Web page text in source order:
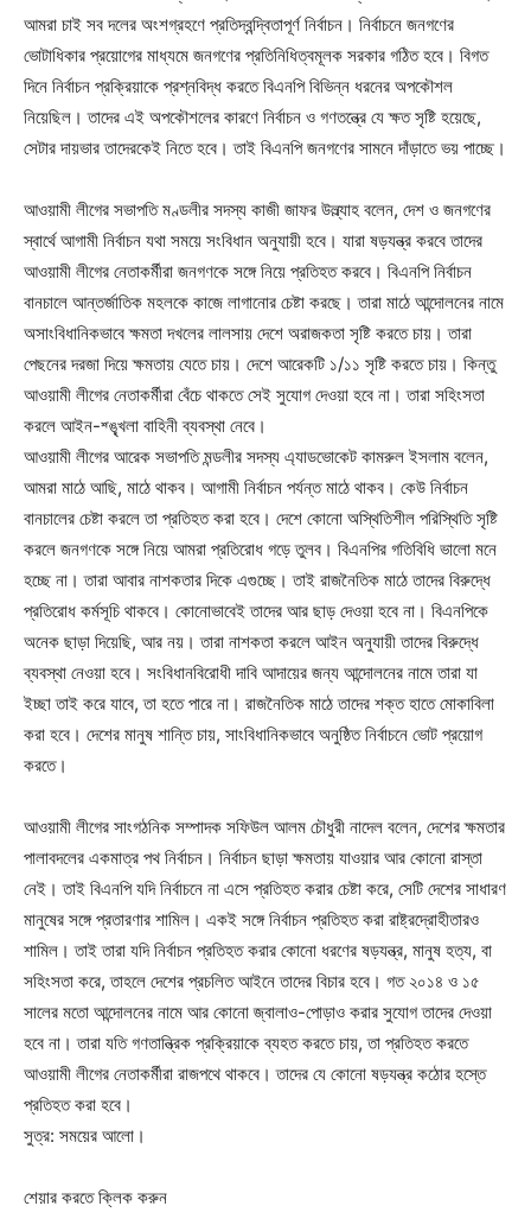
আমরা চাই সব দলের অংশগ্রহণে প্রতিদ্বন্দ্বিতাপূর্ণ নির্বাচন। নির্বাচনে জনগণের
ভোটাধিকার প্রয়োগের মাধ্যমে জনগণের প্রতিনিধিত্বমূলক সরকার গঠিত হবে। বিগত
দিনে নির্বাচন প্রক্রিয়াকে প্রশ্নবিদ্ধ করতে বিএনপি বিভিন্ন ধরনের অপকৌশল
নিয়েছিল। তাদের এই অপকৌশলের কারণে নির্বাচন ও গণতন্ত্রে যে ক্ষত সৃষ্টি হয়েছে,
সেটার দায়ভার তাদেরকেই নিতে হবে। তাই বিএনপি জনগণের সামনে দাঁড়াতে ভয় পাচ্ছে।
আওয়ামী লীগের সভাপতি মণ্ডলীর সদস্য কাজী জাফর উল্ল্যাহ বলেন, দেশ ও জনগণের
স্বার্থে আগামী নির্বাচন যথা সময়ে সংবিধান অনুযায়ী হবে। যারা ষড়যন্ত্র করবে তাদের
আওয়ামী লীগের নেতাকর্মীরা জনগণকে সঙ্গে নিয়ে প্রতিহত করবে। বিএনপি নির্বাচন
বানচালে আন্তর্জাতিক মহলকে কাজে লাগানোর চেষ্টা করছে। তারা মাঠে আন্দোলনের নামে
অসাংবিধানিকভাবে ক্ষমতা দখলের লালসায় দেশে অরাজকতা সৃষ্টি করতে চায়। তারা
পেছনের দরজা দিয়ে ক্ষমতায় যেতে চায়। দেশে আরেকটি ১/১১ সৃষ্টি করতে চায়। কিন্তু
আওয়ামী লীগের নেতাকর্মীরা বেঁচে থাকতে সেই সুযোগ দেওয়া হবে না। তারা সহিংসতা
করলে আইন-শ্ঙ্খৃলা বাহিনী ব্যবস্থা নেবে।
আওয়ামী লীগের আরেক সভাপতি মন্ডলীর সদস্য এ্যাডভোকেট কামরুল ইসলাম বলেন,
আমরা মাঠে আছি, মাঠে থাকব। আগামী নির্বাচন পর্যন্ত মাঠে থাকব। কেউ নির্বাচন
বানচালের চেষ্টা করলে তা প্রতিহত করা হবে। দেশে কোনো অস্থিতিশীল পরিস্থিতি সৃষ্টি
করলে জনগণকে সঙ্গে নিয়ে আমরা প্রতিরোধ গড়ে তুলব। বিএনপির গতিবিধি ভালো মনে
হচ্ছে না। তারা আবার নাশকতার দিকে এগুচ্ছে। তাই রাজনৈতিক মাঠে তাদের বিরুদ্ধে
প্রতিরোধ কর্মসূচি থাকবে। কোনোভাবেই তাদের আর ছাড় দেওয়া হবে না। বিএনপিকে
অনেক ছাড়া দিয়েছি, আর নয়। তারা নাশকতা করলে আইন অনুযায়ী তাদের বিরুদ্ধে
ব্যবস্থা নেওয়া হবে। সংবিধানবিরোধী দাবি আদায়ের জন্য আন্দোলনের নামে তারা যা
ইচ্ছা তাই করে যাবে, তা হতে পারে না। রাজনৈতিক মাঠে তাদের শক্ত হাতে মোকাবিলা
করা হবে। দেশের মানুষ শান্তি চায়, সাংবিধানিকভাবে অনুষ্ঠিত নির্বাচনে ভোট প্রয়োগ
করতে।
আওয়ামী লীগের সাংগঠনিক সম্পাদক সফিউল আলম চৌধুরী নাদেল বলেন, দেশের ক্ষমতার
পালাবদলের একমাত্র পথ নির্বাচন। নির্বাচন ছাড়া ক্ষমতায় যাওয়ার আর কোনো রাস্তা
নেই। তাই বিএনপি যদি নির্বাচনে না এসে প্রতিহত করার চেষ্টা করে, সেটি দেশের সাধারণ
মানুষের সঙ্গে প্রতারণার শামিল। একই সঙ্গে নির্বাচন প্রতিহত করা রাষ্ট্রদ্রোহীতারও
শামিল। তাই তারা যদি নির্বাচন প্রতিহত করার কোনো ধরণের ষড়যন্ত্র, মানুষ হত্য, বা
সহিংসতা করে, তাহলে দেশের প্রচলিত আইনে তাদের বিচার হবে। গত ২০১৪ ও ১৫
সালের মতো আন্দোলনের নামে আর কোনো জ্বালাও-পোড়াও করার সুযোগ তাদের দেওয়া
হবে না। তারা যতি গণতান্ত্রিক প্রক্রিয়াকে ব্যহত করতে চায়, তা প্রতিহত করতে
আওয়ামী লীগের নেতাকর্মীরা রাজপথে থাকবে। তাদের যে কোনো ষড়যন্ত্র কঠোর হস্তে
প্রতিহত করা হবে।
সুত্র: সময়ের আলো।
শেয়ার করতে ক্লিক করুন